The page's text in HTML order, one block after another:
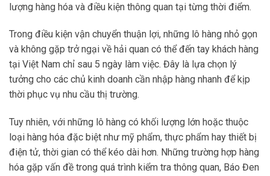
lượng hàng hóa và điều kiện thông quan tại từng thời điểm.
Trong điều kiện vận chuyển thuận lợi, những lô hàng nhỏ gọn
và không gặp trở ngại về hải quan có thể đến tay khách hàng
tại Việt Nam chỉ sau 5 ngày làm việc. Đây là lựa chọn lý
tưởng cho các chủ kinh doanh cần nhập hàng nhanh để kịp
thời phục vụ nhu cầu thị trường.
Tuy nhiên, với những lô hàng có khối lượng lớn hoặc thuộc
loại hàng hóa đặc biệt như mỹ phẩm, thực phẩm hay thiết bị
điện tử, thời gian có thể kéo dài hơn. Những trường hợp hàng
hóa gặp vấn đề trong quá trình kiểm tra thông quan, Báo Đen